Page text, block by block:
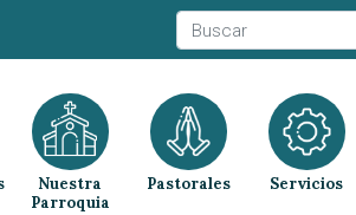
Nuestra
Parroquia
Pastorales Servicios